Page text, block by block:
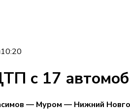
10:20
с 17
— Муром — Нижний